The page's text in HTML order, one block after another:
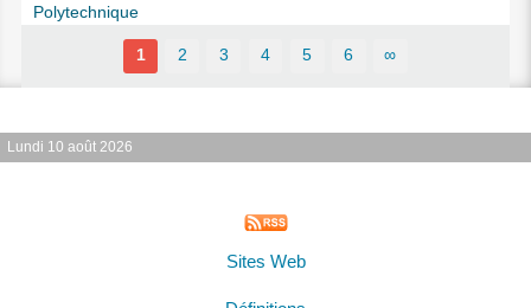
Polytechnique
1 2 3 4 5 6 ∞
Lundi 10 août 2026
Sites Web